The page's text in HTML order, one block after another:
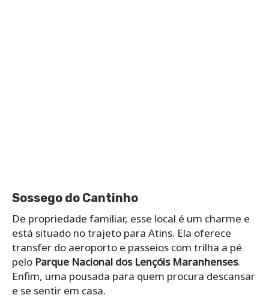
Sossego do Cantinho
De propriedade familiar, esse local é um charme e
está situado no trajeto para Atins. Ela oferece
transfer do aeroporto e passeios com trilha a pé
pelo Parque Nacional dos Lençóis Maranhenses.
Enfim, uma pousada para quem procura descansar
e se sentir em casa.